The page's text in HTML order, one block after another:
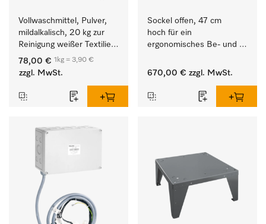
Vollwaschmittel, Pulver,
mildalkalisch, 20 kg zur
Reinigung weißer Textilien
und farbechter
Buntwäsche.
78,00 € 1kg = 3,90 €
zzgl. MwSt.
Sockel offen, 47 cm
hoch für ein
ergonomisches Be- und
Waschmaschine und
670,00 € zzgl. MwSt.